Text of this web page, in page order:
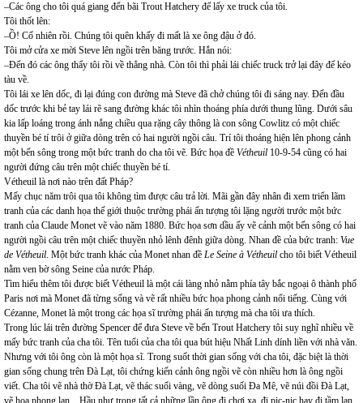
–Các ông cho tôi quá giang đến bãi Trout Hatchery để lấy xe truck của tôi.
Tôi thốt lên:
–Ồ! Cố nhiên rồi. Chúng tôi quên khấy đi mất là xe ông đậu ở đó.
Tôi mở cửa xe mời Steve lên ngồi trên băng trước. Hắn nói:
–Đến đó các ông thẩy tôi rồi về thẳng nhà. Còn tôi thì phải lái chiếc truck trở lại đây để kéo
tàu về.
Tôi lái xe lên dốc, đi lại đúng con đường mà Steve đã chở chúng tôi đi sáng nay. Đến đầu
dốc trước khi bẻ tay lái rẽ sang đường khác tôi nhìn thoáng phía dưới thung lũng. Dưới sâu
kia lấp loáng trong ánh nắng chiều qua rặng cây thông là con sông Cowlitz có một chiếc
thuyền bé tí trôi ở giữa dòng trên có hai người ngồi câu. Trí tôi thoáng hiện lên phong cảnh
một bến sông trong một bức tranh do cha tôi vẽ. Bức họa đề Vétheuil 10-9-54 cũng có hai
người đứng câu trên một chiếc thuyền bé tí.
Vétheuil là nơi nào trên đất Pháp?
Mấy chục năm trôi qua tôi không tìm được câu trả lời. Mãi gần đây nhân đi xem triển lãm
tranh của các danh họa thế giới thuộc trường phái ấn tượng tôi lặng người trước một bức
tranh của Claude Monet vẽ vào năm 1880. Bức họa sơn dầu ấy vẽ cảnh một bến sông có hai
người ngồi câu trên một chiếc thuyền nhỏ lênh đênh giữa dòng. Nhan đề của bức tranh: Vue
de Vétheuil. Một bức tranh khác của Monet nhan đề Le Seine à Vétheuil cho tôi biết Vétheuil
nằm ven bờ sông Seine của nước Pháp.
Tìm hiểu thêm tôi được biết Vétheuil là một cái làng nhỏ nằm phía tây bắc ngoại ô thành phố
Paris nơi mà Monet đã từng sống và vẽ rất nhiều bức họa phong cảnh nổi tiếng. Cùng với
Cézanne, Monet là một trong các họa sĩ trường phái ấn tượng mà cha tôi ưa thích.
Trong lúc lái trên đường Spencer để đưa Steve về bến Trout Hatchery tôi suy nghĩ nhiều về
mấy bức tranh của cha tôi. Tên tuổi của cha tôi qua bút hiệu Nhất Linh dính liền với nhà văn.
Nhưng với tôi ông còn là một họa sĩ. Trong suốt thời gian sống với cha tôi, đặc biệt là thời
gian sống chung trên Đà Lạt, tôi chứng kiến cảnh ông ngồi vẽ còn nhiều hơn là ông ngồi
viết. Cha tôi vẽ nhà thờ Đà Lạt, vẽ thác suối vàng, vẽ dòng suối Đa Mê, vẽ núi đồi Đà Lạt,
vẽ hoa phong lan... Hầu như trong tất cả những lần ông đi chơi xa, đi pic-nic hay đi tầm lan